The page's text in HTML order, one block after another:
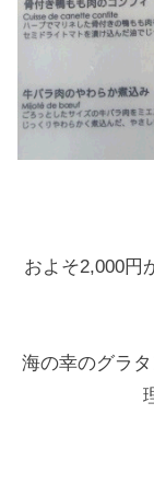
およそ2,000円
海の幸のグラ